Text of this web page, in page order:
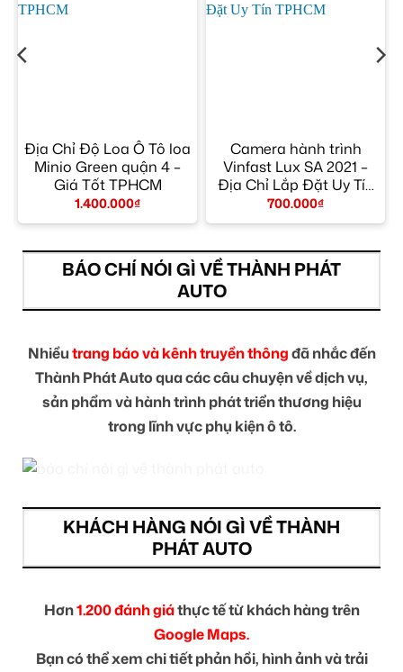
Địa Chỉ Độ Loa Ô Tô loa
Minio Green quận 4 –
Giá Tốt TPHCM
1.400.000₫
Camera hành trình
Vinfast Lux SA 2021 –
Địa Chỉ Lắp Đặt Uy Tín
TPHCM
700.000₫
BÁO CHÍ NÓI GÌ VỀ THÀNH PHÁT
AUTO
Nhiềutrang báo và kênh truyền thôngđã nhắc đến
Thành Phát Auto qua các câu chuyện về dịch vụ,
sản phẩm và hành trình phát triển thương hiệu
trong lĩnh vực phụ kiện ô tô.
KHÁCH HÀNG NÓI GÌ VỀ THÀNH
PHÁT AUTO
Hơn1.200 đánh giáthực tế từ khách hàng trên
Google Maps.
Bạn có thể xem chi tiết phản hồi, hình ảnh và trải